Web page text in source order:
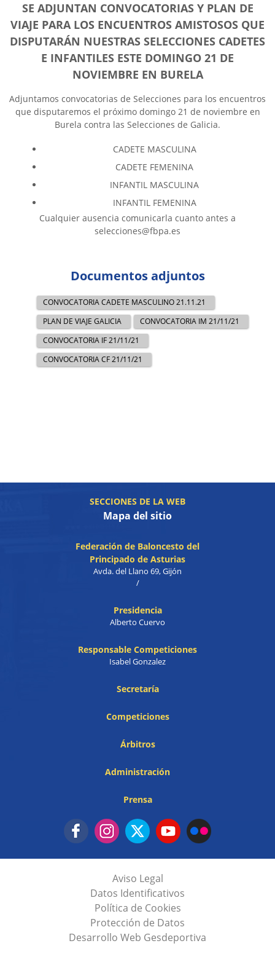
SE ADJUNTAN CONVOCATORIAS Y PLAN DE
VIAJE PARA LOS ENCUENTROS AMISTOSOS QUE
DISPUTARÁN NUESTRAS SELECCIONES CADETES
E INFANTILES ESTE DOMINGO 21 DE
NOVIEMBRE EN BURELA
Adjuntamos convocatorias de Selecciones para los encuentros
que disputaremos el próximo domingo 21 de noviembre en
Burela contra las Selecciones de Galicia.
CADETE MASCULINA
CADETE FEMENINA
INFANTIL MASCULINA
INFANTIL FEMENINA
Cualquier ausencia comunicarla cuanto antes a
selecciones@fbpa.es
Documentos adjuntos
CONVOCATORIA CADETE MASCULINO 21.11.21
PLAN DE VIAJE GALICIA
CONVOCATORIA IM 21/11/21
CONVOCATORIA IF 21/11/21
CONVOCATORIA CF 21/11/21
SECCIONES DE LA WEB
Mapa del sitio
Federación de Baloncesto del
Principado de Asturias
Avda. del Llano 69, Gijón
/
Presidencia
Alberto Cuervo
Responsable Competiciones
Isabel Gonzalez
Secretaría
Competiciones
Árbitros
Administración
Prensa
Aviso Legal
Datos Identificativos
Política de Cookies
Protección de Datos
Desarrollo Web Gesdeportiva